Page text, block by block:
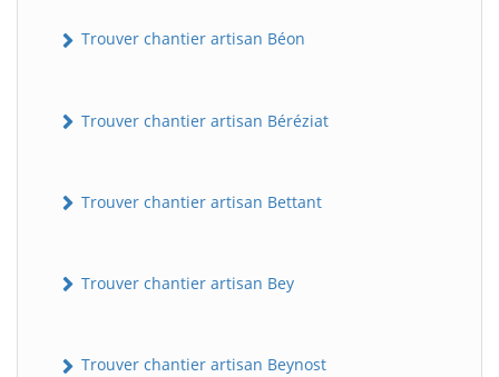
Trouver chantier artisan Béon
Trouver chantier artisan Béréziat
Trouver chantier artisan Bettant
Trouver chantier artisan Bey
Trouver chantier artisan Beynost